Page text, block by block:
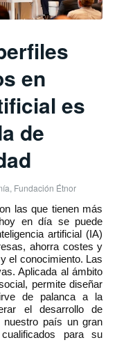
en
es
de
, Fundación Étnor
las que tienen más
en día se puede
artificial (IA)
ahorra costes y
el conocimiento. Las
Aplicada al ámbito
permite diseñar
de palanca a la
el desarrollo de
país un gran
para su